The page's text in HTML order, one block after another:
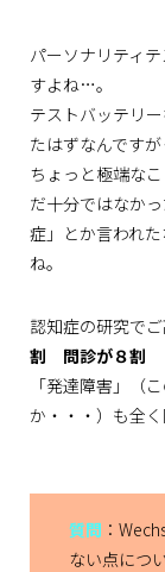
パーソナリティ
すよね…。
テストバッテリ
たはずなんですが
ちょっと極端な
だ十分ではなか
症」とか言われ
ね。
認知症の研究で
割 問診が８割
「発達障害」（
か・・・）も全く
質問 ：
ない点につ